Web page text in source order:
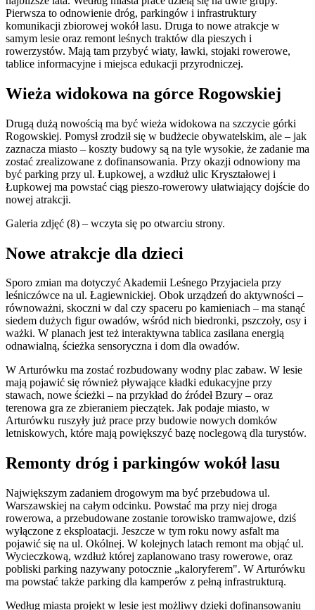
Pierwsza to odnowienie dróg, parkingów i infrastruktury
komunikacji zbiorowej wokół lasu. Druga to nowe atrakcje w
samym lesie oraz remont leśnych traktów dla pieszych i
rowerzystów. Mają tam przybyć wiaty, ławki, stojaki rowerowe,
tablice informacyjne i miejsca edukacji przyrodniczej.
Wieża widokowa na górce Rogowskiej
Drugą dużą nowością ma być wieża widokowa na szczycie górki
Rogowskiej. Pomysł zrodził się w budżecie obywatelskim, ale – jak
zaznacza miasto – koszty budowy są na tyle wysokie, że zadanie ma
zostać zrealizowane z dofinansowania. Przy okazji odnowiony ma
być parking przy ul. Łupkowej, a wzdłuż ulic Kryształowej i
Łupkowej ma powstać ciąg pieszo-rowerowy ułatwiający dojście do
nowej atrakcji.
Galeria zdjęć (8) – wczyta się po otwarciu strony.
Nowe atrakcje dla dzieci
Sporo zmian ma dotyczyć Akademii Leśnego Przyjaciela przy
leśniczówce na ul. Łagiewnickiej. Obok urządzeń do aktywności –
równoważni, skoczni w dal czy spaceru po kamieniach – ma stanąć
siedem dużych figur owadów, wśród nich biedronki, pszczoły, osy i
ważki. W planach jest też interaktywna tablica zasilana energią
odnawialną, ścieżka sensoryczna i dom dla owadów.
W Arturówku ma zostać rozbudowany wodny plac zabaw. W lesie
mają pojawić się również pływające kładki edukacyjne przy
stawach, nowe ścieżki – na przykład do źródeł Bzury – oraz
terenowa gra ze zbieraniem pieczątek. Jak podaje miasto, w
Arturówku ruszyły już prace przy budowie nowych domków
letniskowych, które mają powiększyć bazę noclegową dla turystów.
Remonty dróg i parkingów wokół lasu
Największym zadaniem drogowym ma być przebudowa ul.
Warszawskiej na całym odcinku. Powstać ma przy niej droga
rowerowa, a przebudowane zostanie torowisko tramwajowe, dziś
wyłączone z eksploatacji. Jeszcze w tym roku nowy asfalt ma
pojawić się na ul. Okólnej. W kolejnych latach remont ma objąć ul.
Wycieczkową, wzdłuż której zaplanowano trasy rowerowe, oraz
pobliski parking nazywany potocznie „kaloryferem". W Arturówku
ma powstać także parking dla kamperów z pełną infrastrukturą.
Według miasta projekt w lesie jest możliwy dzięki dofinansowaniu